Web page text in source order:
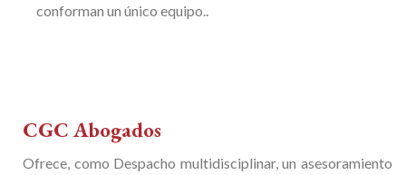
conforman un único equipo..
CGC Abogados
Ofrece, como Despacho multidisciplinar, un asesoramiento